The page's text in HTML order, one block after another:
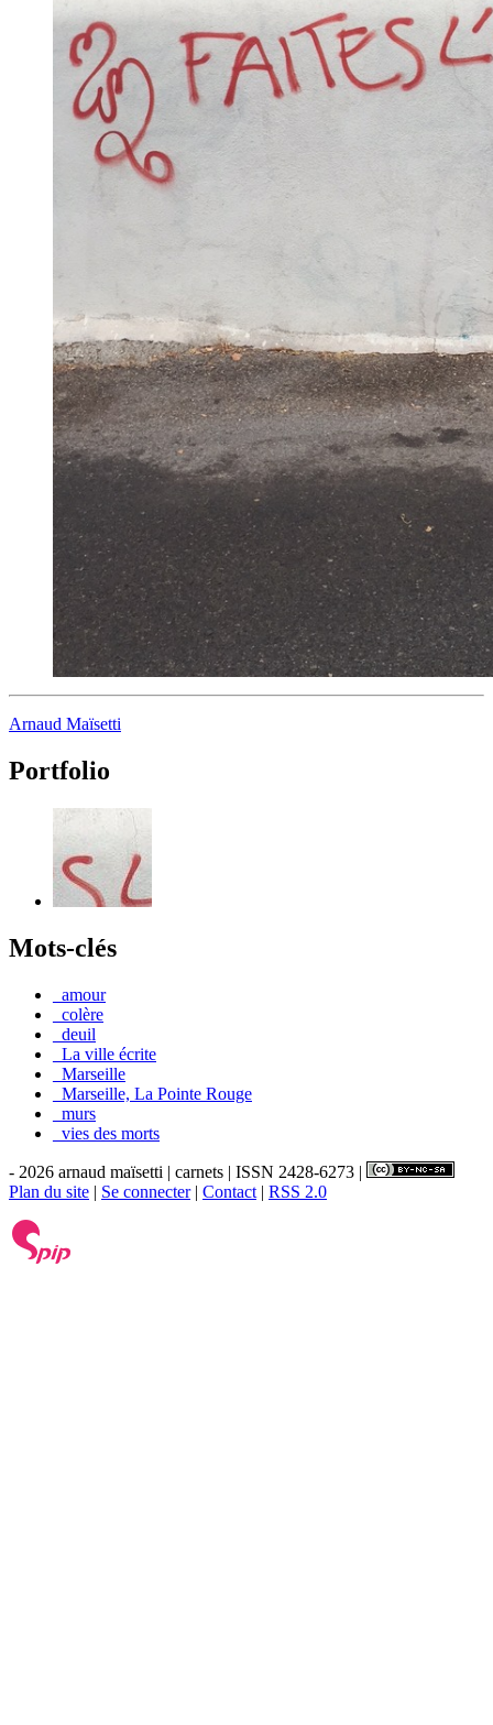
Arnaud Maïsetti
Portfolio
Mots-clés
_amour
_colère
_deuil
_La ville écrite
_Marseille
_Marseille, La Pointe Rouge
_murs
_vies des morts
- 2026 arnaud maïsetti | carnets | ISSN 2428-6273 |
Plan du site | Se connecter| Contact | RSS 2.0